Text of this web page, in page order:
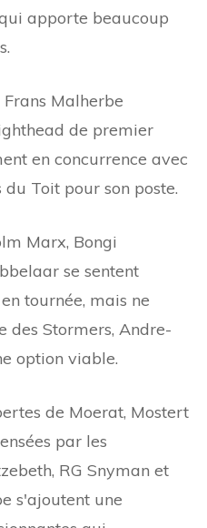
apporte beaucoup
Malherbe
de premier
en concurrence avec
Toit pour son poste.
Marx, Bongi
se sentent
tournée, mais ne
des Stormers, Andre-
option viable.
de Moerat, Mostert
par les
RG Snyman et
s'ajoutent une